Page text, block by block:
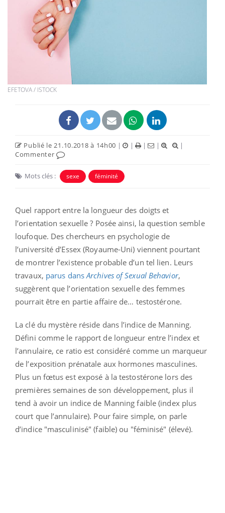
EFETOVA / ISTOCK
Publié le 21.10.2018 à 14h00 | | | |
|
Commenter
Mots clés : sexe féminité
Quel rapport entre la longueur des doigts et
l’orientation sexuelle ? Posée ainsi, la question semble
loufoque. Des chercheurs en psychologie de
l’université d’Essex (Royaume-Uni) viennent pourtant
de montrer l’existence probable d’un tel lien. Leurs
travaux, parus dansArchives of Sexual Behavior,
suggèrent que l’orientation sexuelle des femmes
pourrait être en partie affaire de… testostérone.
La clé du mystère réside dans l’indice de Manning.
Défini comme le rapport de longueur entre l’index et
l’annulaire, ce ratio est considéré comme un marqueur
de l’exposition prénatale aux hormones masculines.
Plus un fœtus est exposé à la testostérone lors des
premières semaines de son développement, plus il
tend à avoir un indice de Manning faible (index plus
court que l’annulaire). Pour faire simple, on parle
d’indice "masculinisé" (faible) ou "féminisé" (élevé).